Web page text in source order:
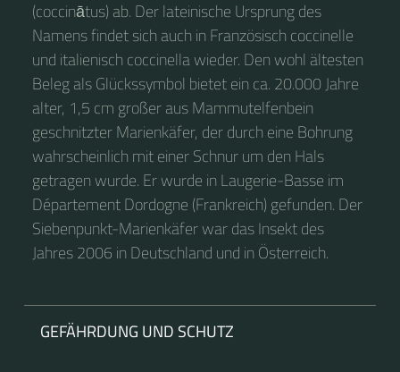
(coccinātus) ab. Der lateinische Ursprung des
Namens findet sich auch in Französisch coccinelle
und italienisch coccinella wieder. Den wohl ältesten
Beleg als Glückssymbol bietet ein ca. 20.000 Jahre
alter, 1,5 cm großer aus Mammutelfenbein
geschnitzter Marienkäfer, der durch eine Bohrung
wahrscheinlich mit einer Schnur um den Hals
getragen wurde. Er wurde in Laugerie-Basse im
Département Dordogne (Frankreich) gefunden. Der
Siebenpunkt-Marienkäfer war das Insekt des
Jahres 2006 in Deutschland und in Österreich.
GEFÄHRDUNG UND SCHUTZ